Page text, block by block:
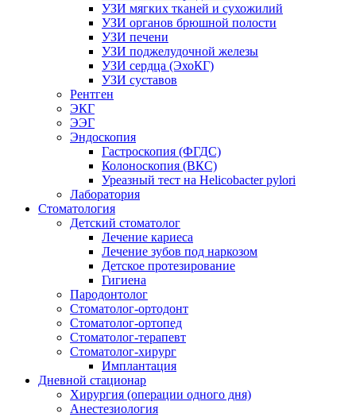
УЗИ мягких тканей и сухожилий
УЗИ органов брюшной полости
УЗИ печени
УЗИ поджелудочной железы
УЗИ сердца (ЭхоКГ)
УЗИ суставов
Рентген
ЭКГ
ЭЭГ
Эндоскопия
Гастроскопия (ФГДС)
Колоноскопия (ВКС)
Уреазный тест на Helicobacter pylori
Лаборатория
Стоматология
Детский стоматолог
Лечение кариеса
Лечение зубов под наркозом
Детское протезирование
Гигиена
Пародонтолог
Стоматолог-ортодонт
Стоматолог-ортопед
Стоматолог-терапевт
Стоматолог-хирург
Имплантация
Дневной стационар
Хирургия (операции одного дня)
Анестезиология